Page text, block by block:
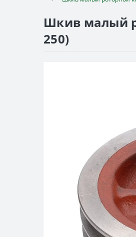
Шкив малый
250)